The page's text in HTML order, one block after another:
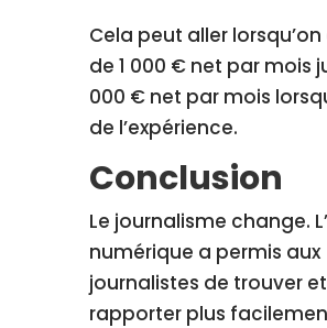
Cela peut aller
de 1 000 € net par mois
000 € net par mois
de l’expérience.
Conclusion
Le journalisme change.
numérique a permis aux
journalistes de trouver
rapporter plus